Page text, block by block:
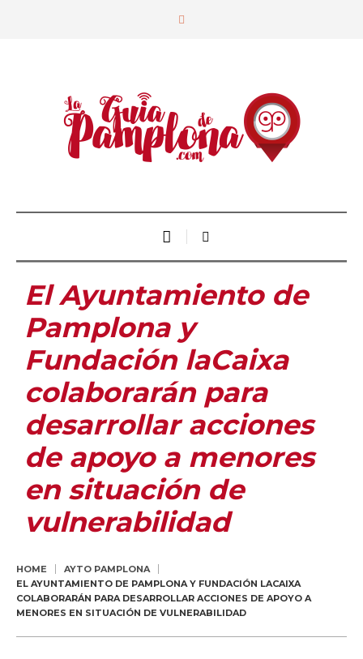
El Ayuntamiento de
Pamplona y
Fundación laCaixa
colaborarán para
desarrollar acciones
de apoyo a menores
en situación de
vulnerabilidad
HOME
AYTO PAMPLONA
EL AYUNTAMIENTO DE PAMPLONA Y FUNDACIÓN LACAIXA
COLABORARÁN PARA DESARROLLAR ACCIONES DE APOYO A
MENORES EN SITUACIÓN DE VULNERABILIDAD